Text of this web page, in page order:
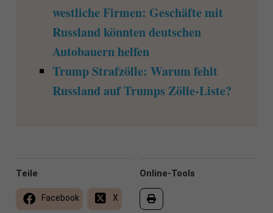
westliche Firmen: Geschäfte mit
Russland könnten deutschen
Autobauern helfen
Trump Strafzölle: Warum fehlt
Russland auf Trumps Zölle-Liste?
Online-Tools
Teile
Facebook X